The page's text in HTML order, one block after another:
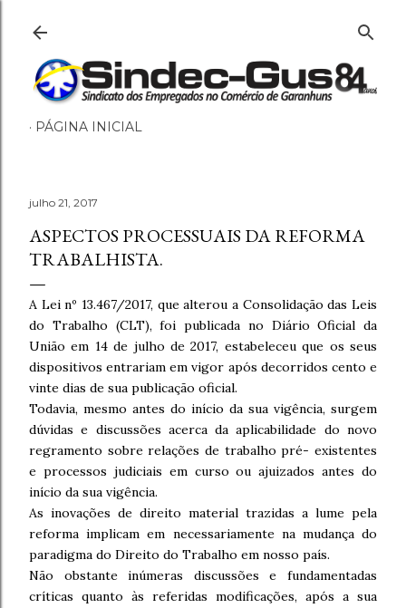
PÁGINA INICIAL
julho 21, 2017
ASPECTOS PROCESSUAIS DA REFORMA
TRABALHISTA.
A Lei nº 13.467/2017, que alterou a Consolidação das Leis
do Trabalho (CLT), foi publicada no Diário Oficial da
União em 14 de julho de 2017, estabeleceu que os seus
dispositivos entrariam em vigor após decorridos cento e
vinte dias de sua publicação oficial.
Todavia, mesmo antes do início da sua vigência, surgem
dúvidas e discussões acerca da aplicabilidade do novo
regramento sobre relações de trabalho pré- existentes
e processos judiciais em curso ou ajuizados antes do
início da sua vigência.
As inovações de direito material trazidas a lume pela
reforma implicam em necessariamente na mudança do
paradigma do Direito do Trabalho em nosso país.
Não obstante inúmeras discussões e fundamentadas
críticas quanto às referidas modificações, após a sua